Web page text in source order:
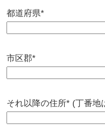
都道府県*
市区郡*
それ以降の住所* (丁番地